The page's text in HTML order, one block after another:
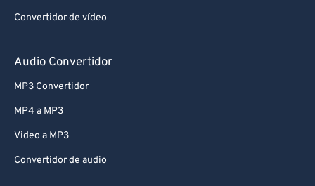
Convertidor de vídeo
Audio Convertidor
MP3 Convertidor
MP4 a MP3
Video a MP3
Convertidor de audio